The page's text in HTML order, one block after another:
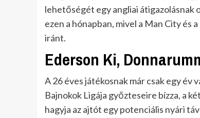
lehetőségét egy angliai átigazolásnak
ezen a hónapban, mivel a Man City
iránt.
Ederson Ki,
A 26 éves játékosnak már csak egy év
Bajnokok Ligája győzteseire bízza, a
hagyja az ajtót egy potenciális nyári